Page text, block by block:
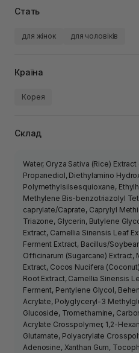
Стать
для жінок для чоловіків
Країна
Корея
Склад
Water, Oryza Sativa (Rice)
Propanediol, Diethylamino
Polymethylsilsesquioxane,
Methylene Bis-benzotriazolyl
caprylate/Caprate, Caprylyl
Triazone, Glycerin, Butylene
Extract, Camellia Sinensis Leaf
Ferment Extract, Bacillus/
Officinarum (Sugarcane) Extract,
Extract, Cocos Nucifera
Root Extract, Camellia Sinensis
Ferment, Pentylene Glycol,
Acrylate, Polyglyceryl-3
Glucoside, Tromethamine,
Acrylate Crosspolymer, 1,2-
Glutamate, Polyacrylate
Adenosine, Xanthan Gum,